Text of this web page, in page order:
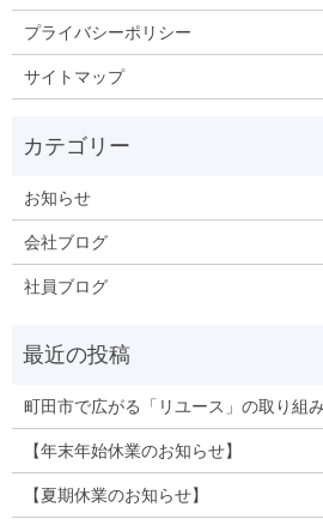
プライバシーポリシー
サイトマップ
お知らせ
会社ブログ
社員ブログ
町田市で広がる「リユース」の取り組
【年末年始休業のお知らせ】
【夏期休業のお知らせ】